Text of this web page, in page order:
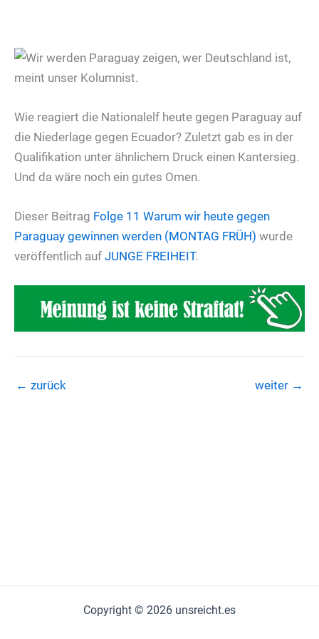
Wie reagiert die Nationalelf heute gegen Paraguay auf
die Niederlage gegen Ecuador? Zuletzt gab es in der
Qualifikation unter ähnlichem Druck einen Kantersieg.
Und da wäre noch ein gutes Omen.
Dieser Beitrag Folge 11 Warum wir heute gegen
Paraguay gewinnen werden (MONTAG FRÜH) wurde
veröffentlich auf JUNGE FREIHEIT.
← zurück weiter →
Copyright © 2026 unsreicht.es